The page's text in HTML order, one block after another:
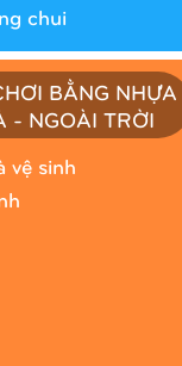
chui
BẰNG NHỰA
- NGOÀI TRỜI
vệ sinh
9H5408